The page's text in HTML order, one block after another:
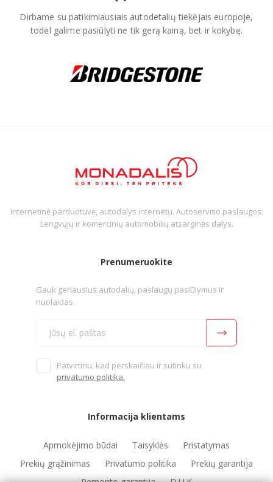
+370 68306302
Dirbame su patikimiausiais autodetalių tiekėjais europoje,
todėl galime pasiūlyti ne tik gerą kainą, bet ir kokybę.
Internetinė parduotuvė, autodalys internetu. Autoserviso paslaugos.
Lengvųjų ir komercinių automobilių atsarginės dalys.
Prenumeruokite
Gauk geriausius autodalių, paslaugų pasiūlymus ir
nuolaidas.
Patvirtinu, kad perskaičiau ir sutinku su
privatumo politika.
Informacija klientams
Apmokėjimo būdai Taisyklės
Pristatymas
Prekių grąžinimas
Privatumo politika
Prekių garantija